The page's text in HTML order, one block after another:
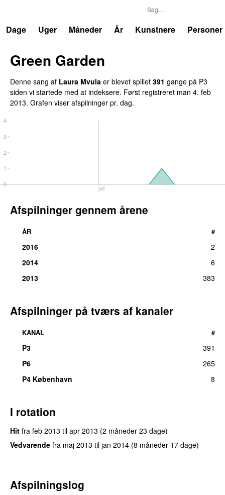
Dage
Uger Måneder År Kunstnere Personer
Green Garden
Denne sang af Laura Mvula er blevet spillet 391 gange på P3
siden vi startede med at indeksere. Først registreret man 4. feb
2013. Grafen viser afspilninger pr. dag.
juli
0
1
2
3
4
Afspilninger gennem årene
ÅR #
2016
2
2014
6
2013
383
Afspilninger på tværs af kanaler
KANAL #
P3
391
P6
265
P4 København
8
I rotation
Hit fra feb 2013 til apr 2013 (2 måneder 23 dage)
Vedvarende fra maj 2013 til jan 2014 (8 måneder 17 dage)
Afspilningslog